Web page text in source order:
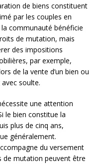
de biens constituent
par les couples en
communauté bénéficie
de mutation, mais
des impositions
par exemple,
de la vente d’un bien ou
soulte.
une attention
le bien constitue la
plus de cinq ans,
généralement.
du versement
de mutation peuvent être